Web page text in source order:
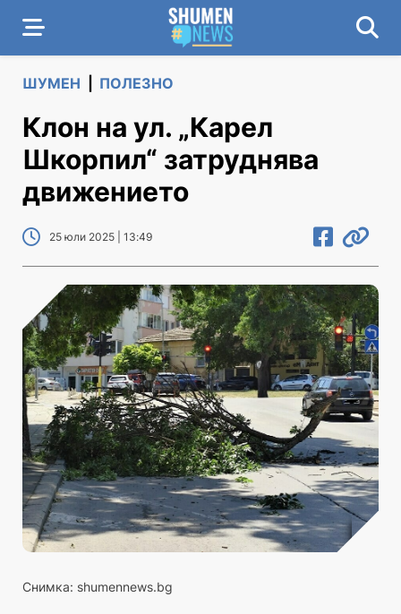
ШУМЕН ПОЛЕЗНО
Клон на ул. „Карел
Шкорпил“ затруднява
движението
25 юли 2025 | 13:49
Снимка: shumennews.bg